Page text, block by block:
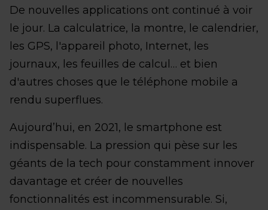
De nouvelles applications ont continué à voir
le jour. La calculatrice, la montre, le calendrier,
les GPS, l'appareil photo, Internet, les
journaux, les feuilles de calcul… et bien
d'autres choses que le téléphone mobile a
rendu superflues.
Aujourd’hui, en 2021, le smartphone est
indispensable. La pression qui pèse sur les
géants de la tech pour constamment innover
davantage et créer de nouvelles
fonctionnalités est incommensurable. Si,